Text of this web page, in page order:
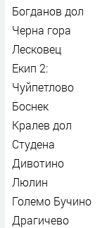
Богданов дол
Черна гора
Лесковец
Екип 2:
Чуйпетлово
Боснек
Кралев дол
Студена
Дивотино
Люлин
Големо Бучино
Драгичево